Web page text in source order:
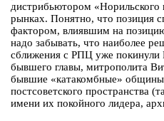
дистрибьютором
рынках. Понятно, что позиция
фактором, влиявшим на
надо забывать, что наиболее
сближения с РПЦ уже покинули
бывшего главы, митрополита
бывшие «катакомбные» общины
постсоветского пространства
имени их покойного лидера,